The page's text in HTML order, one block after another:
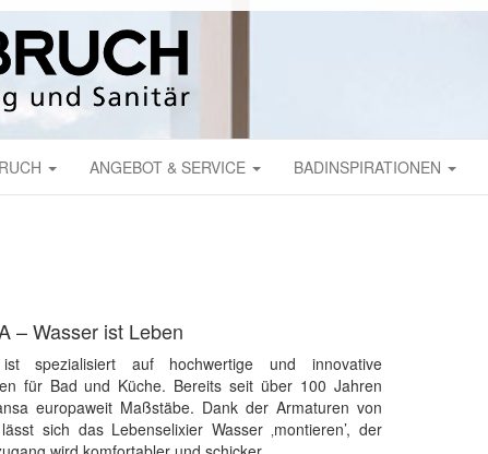
ANGEBOT & SERVICE BADINSPIRATIONEN
– Wasser ist Leben
spezialisiert auf hochwertige und innovative
für Bad und Küche. Bereits seit über 100 Jahren
europaweit Maßstäbe. Dank der Armaturen von
sich das Lebenselixier Wasser ‚montieren’, der